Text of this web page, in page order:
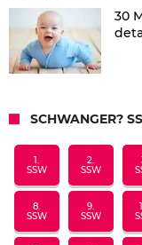
30
SCHWANGER?
1.
SSW
2.
SSW
8.
SSW
9.
SSW